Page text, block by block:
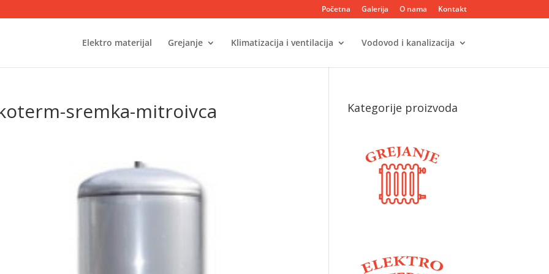
Početna Galerija O nama Kontakt
Elektro materijal Grejanje Klimatizacija i ventilacija Vodovod i kanalizacija
sremka-mitroivca Kategorije proizvoda